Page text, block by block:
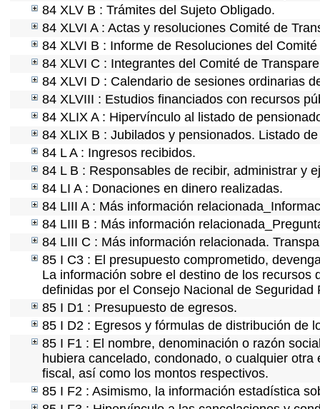
84 XLV B : Trámites del Sujeto Obligado.
84 XLVI A : Actas y resoluciones Comité de
84 XLVI B : Informe de Resoluciones del
84 XLVI C : Integrantes del Comité de
84 XLVI D : Calendario de sesiones ordinarias
84 XLVIII : Estudios financiados con recursos
84 XLIX A : Hipervínculo al listado de
84 XLIX B : Jubilados y pensionados. Listado
84 L A : Ingresos recibidos.
84 L B : Responsables de recibir, administrar y
84 LI A : Donaciones en dinero realizadas.
84 LIII A : Más información
84 LIII B : Más información
84 LIII C : Más información relacionada.
85 I C3 : El presupuesto comprometido,
La información sobre el destino de los
definidas por el Consejo Nacional de Seguridad
85 I D1 : Presupuesto de egresos.
85 I D2 : Egresos y fórmulas de distribución de
85 I F1 : El nombre, denominación o razón
hubiera cancelado, condonado, o cualquier
fiscal, así como los montos respectivos.
85 I F2 : Asimismo, la información estadística